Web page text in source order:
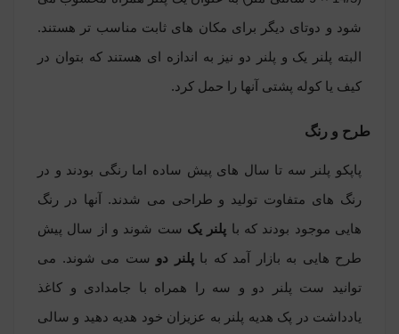
شود و دوتای دیگر برای مکان های ثابت مناسب تر هستند.
البته پلنر یک و پلنر دو نیز به اندازه ای هستند که بتوان در
کیف یا کوله پشتی آنها را حمل کرد.
طرح و رنگ
پاپکو پلنر سه تا سال های پیش ساده اما رنگی بودند و در
رنگ های متفاوت تولید و طراحی می شدند. آنها در رنگ
هایی موجود بودند که با پلنر یک ست شوند و از سال پیش
طرح هایی به بازار آمد که باپلنر دو ست می شوند. می
توانید ست پلنر دو و سه را همراه با جامدادی و کاغذ
یادداشت در پک هدیه پلنر به عزیزان خود هدیه دهید و سالی